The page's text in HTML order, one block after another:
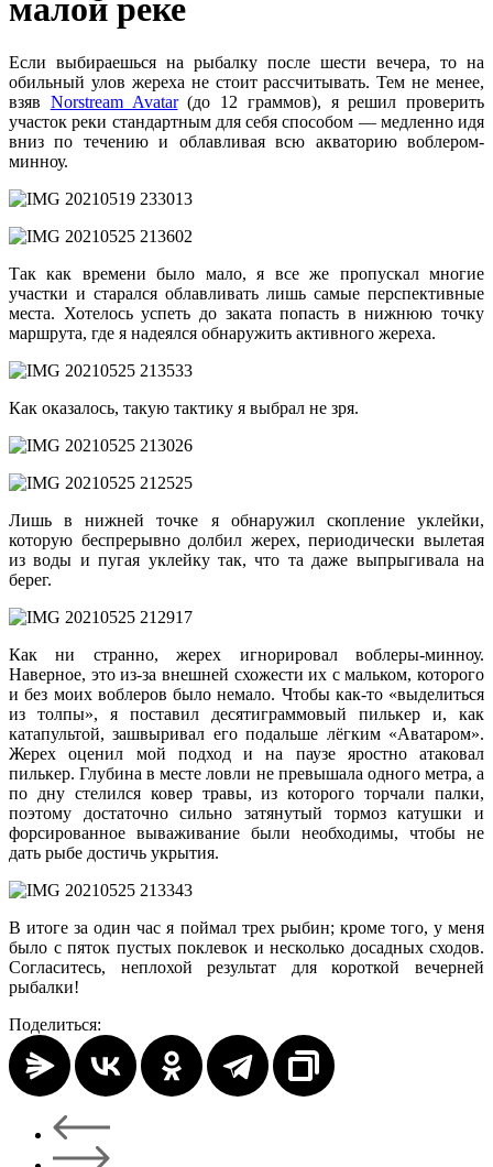
малой реке
Если выбираешься на рыбалку после шести вечера, то на
обильный улов жереха не стоит рассчитывать. Тем не менее,
взяв Norstream Avatar(до 12 граммов), я решил проверить
участок реки стандартным для себя способом — медленно идя
вниз по течению и облавливая всю акваторию воблером-
минноу.
Так как времени было мало, я все же пропускал многие
участки и старался облавливать лишь самые перспективные
места. Хотелось успеть до заката попасть в нижнюю точку
маршрута, где я надеялся обнаружить активного жереха.
Как оказалось, такую тактику я выбрал не зря.
Лишь в нижней точке я обнаружил скопление уклейки,
которую беспрерывно долбил жерех, периодически вылетая
из воды и пугая уклейку так, что та даже выпрыгивала на
берег.
Как ни странно, жерех игнорировал воблеры-минноу.
Наверное, это из-за внешней схожести их с мальком, которого
и без моих воблеров было немало. Чтобы как-то «выделиться
из толпы», я поставил десятиграммовый пилькер и, как
катапультой, зашвыривал его подальше лёгким «Аватаром».
Жерех оценил мой подход и на паузе яростно атаковал
пилькер. Глубина в месте ловли не превышала одного метра, а
по дну стелился ковер травы, из которого торчали палки,
поэтому достаточно сильно затянутый тормоз катушки и
форсированное вываживание были необходимы, чтобы не
дать рыбе достичь укрытия.
В итоге за один час я поймал трех рыбин; кроме того, у меня
было с пяток пустых поклевок и несколько досадных сходов.
Согласитесь, неплохой результат для короткой вечерней
рыбалки!
Поделиться: